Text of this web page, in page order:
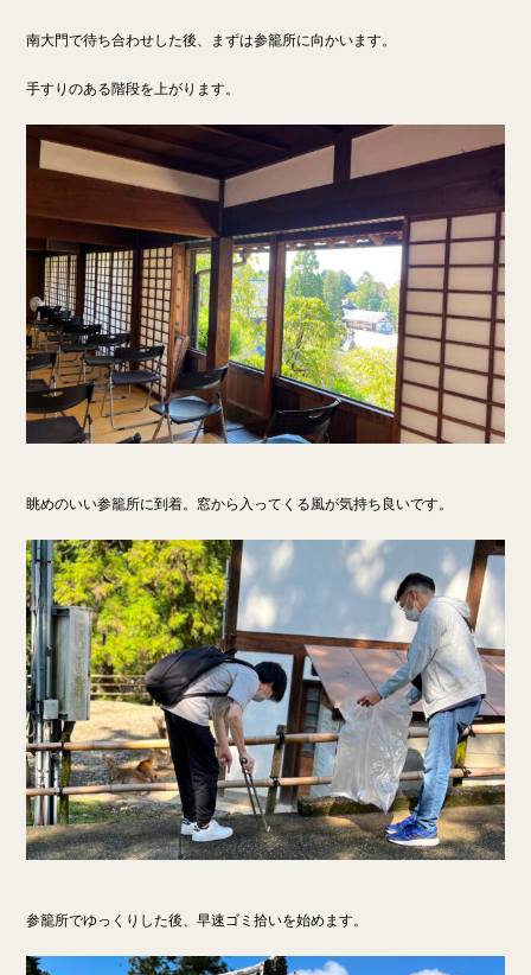
南大門で待ち合わせした後、まずは参籠所に向かいます。
手すりのある階段を上がります。
眺めのいい参籠所に到着。窓から入ってくる風が気持ち良いです。
参籠所でゆっくりした後、早速ゴミ拾いを始めます。